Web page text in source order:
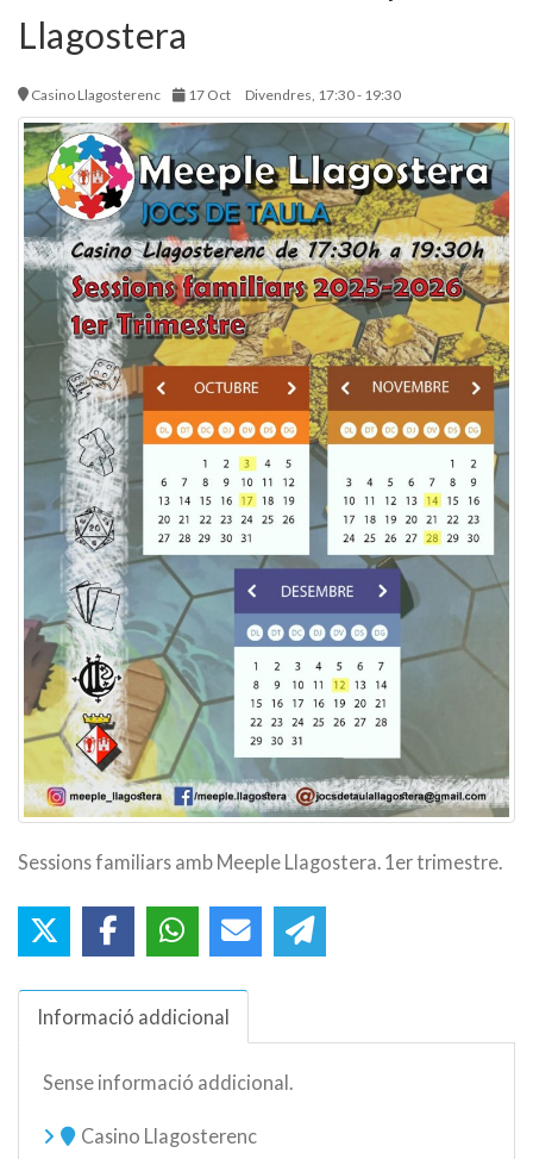
Llagostera
Casino Llagosterenc 17 Oct Divendres, 17:30 - 19:30
Sessions familiars amb Meeple Llagostera. 1er trimestre.
Informació addicional
Sense informació addicional.
Casino Llagosterenc